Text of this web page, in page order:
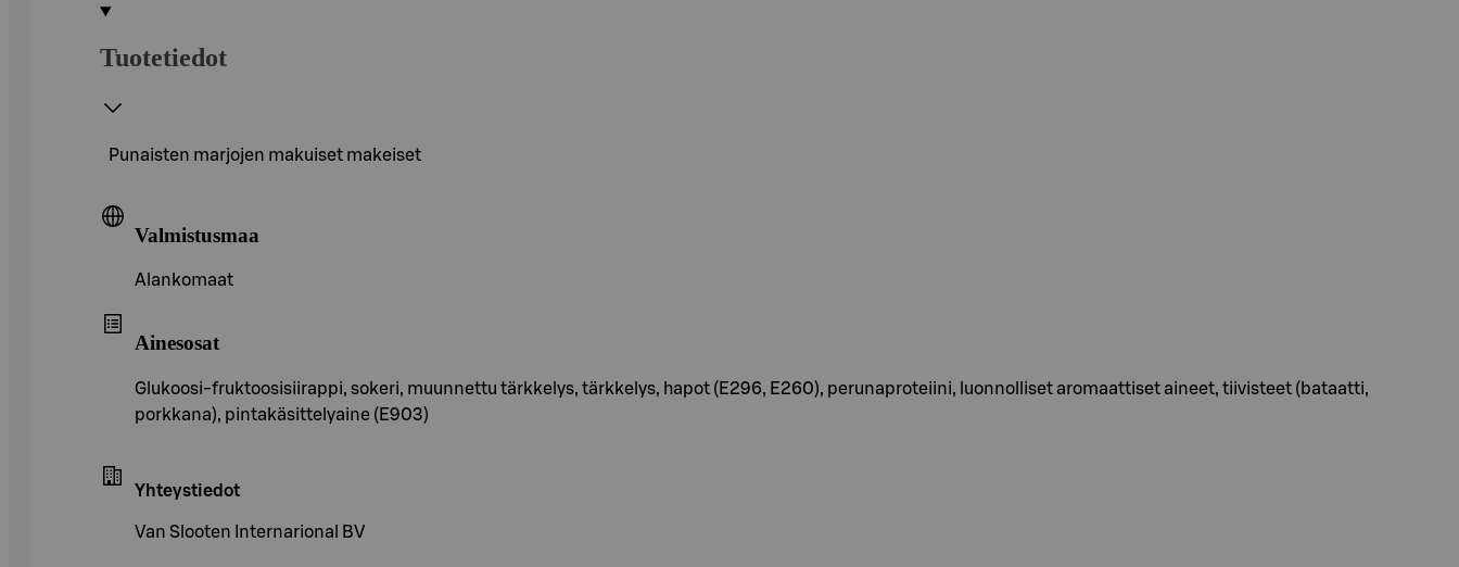
Tuotetiedot
Punaisten marjojen makuiset makeiset
Valmistusmaa
Alankomaat
Ainesosat
Glukoosi-fruktoosisiirappi, sokeri, muunnettu tärkkelys, tärkkelys, hapot (E296, E260), perunaproteiini, luonnolliset aromaattiset aineet, tiivisteet (bataatti,
porkkana), pintakäsittelyaine (E903)
Yhteystiedot
Van Slooten Internarional BV